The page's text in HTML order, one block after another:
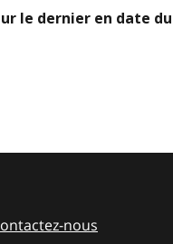
le dernier en date
nous